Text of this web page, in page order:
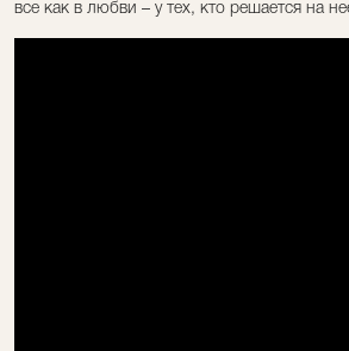
все как в любви – у тех, кто решается на